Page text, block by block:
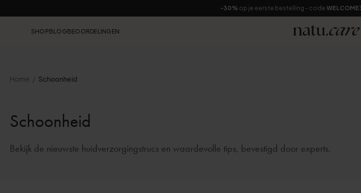
-30% op je eerste bestelling - code
SHOPBLOGBEOORDELINGEN
Home Schoonheid
Schoonheid
Bekijk de nieuwste huidverzorgingstrucs en waardevolle tips, bevestigd door experts.